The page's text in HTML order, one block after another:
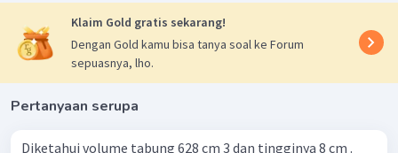
Klaim Gold gratis sekarang!
Dengan Gold kamu bisa tanya soal ke Forum
sepuasnya, lho.
Pertanyaan serupa
Diketahui volume tabung 628 cm 3 dan tingginya 8 cm .